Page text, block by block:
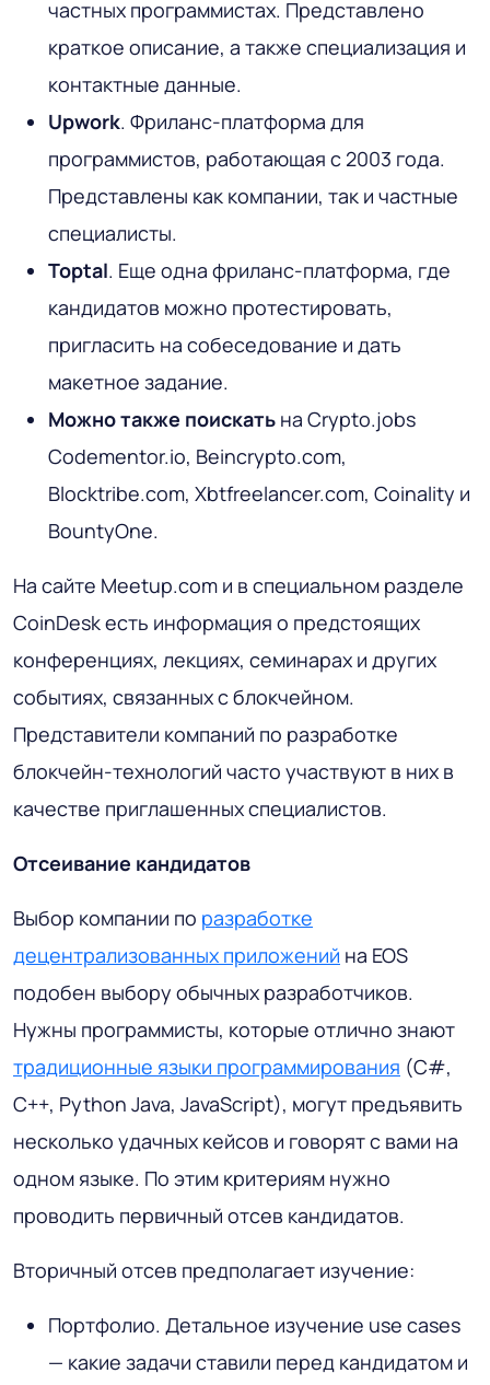
частных программистах. Представлено
краткое описание, а также специализация и
контактные данные.
Upwork. Фриланс-платформа для
программистов, работающая с 2003 года.
Представлены как компании, так и частные
специалисты.
Toptal. Еще одна фриланс-платформа, где
кандидатов можно протестировать,
пригласить на собеседование и дать
макетное задание.
Можно также поискать на Crypto.jobs
Codementor.io, Beincrypto.com,
Blocktribe.com, Xbtfreelancer.com, Coinality и
BountyOne.
На сайте Meetup.com и в специальном разделе
CoinDesk есть информация о предстоящих
конференциях, лекциях, семинарах и других
событиях, связанных с блокчейном.
Представители компаний по разработке
блокчейн-технологий часто участвуют в них в
качестве приглашенных специалистов.
Отсеивание кандидатов
Выбор компании по разработке
децентрализованных приложений на EOS
подобен выбору обычных разработчиков.
Нужны программисты, которые отлично знают
традиционные языки программирования (C#,
C++, Python Java, JavaScript), могут предъявить
несколько удачных кейсов и говорят с вами на
одном языке. По этим критериям нужно
проводить первичный отсев кандидатов.
Вторичный отсев предполагает изучение:
Портфолио. Детальное изучение use cases
— какие задачи ставили перед кандидатом и